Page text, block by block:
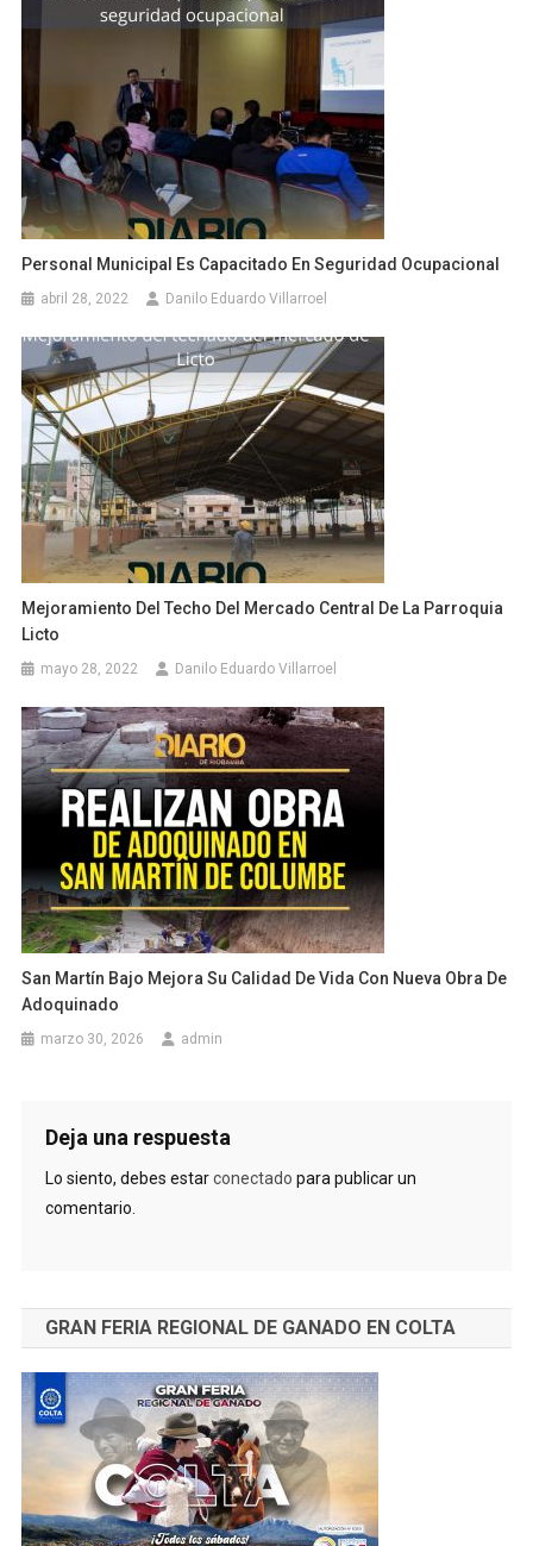
Personal Municipal Es Capacitado En Seguridad Ocupacional
abril 28, 2022 Danilo Eduardo Villarroel
Mejoramiento Del Techo Del Mercado Central De La Parroquia
Licto
mayo 28, 2022 Danilo Eduardo Villarroel
San Martín Bajo Mejora Su Calidad De Vida Con Nueva Obra De
Adoquinado
marzo 30, 2026 admin
Deja una respuesta
Lo siento, debes estarconectado para publicar un
comentario.
GRAN FERIA REGIONAL DE GANADO EN COLTA